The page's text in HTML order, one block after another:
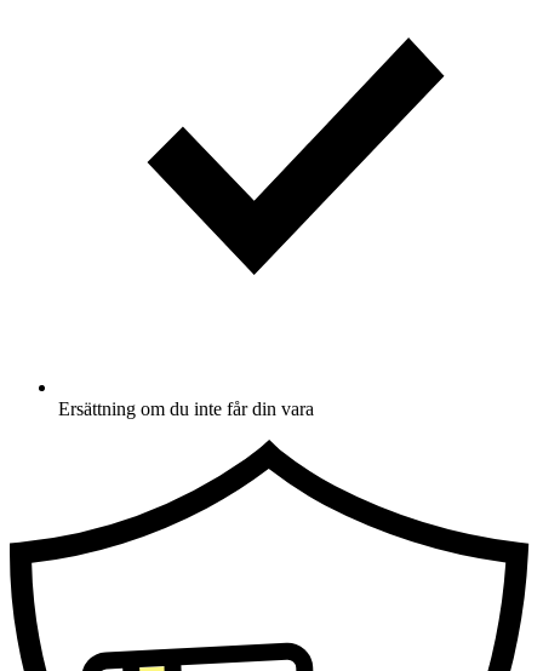
Ersättning om du inte får din vara